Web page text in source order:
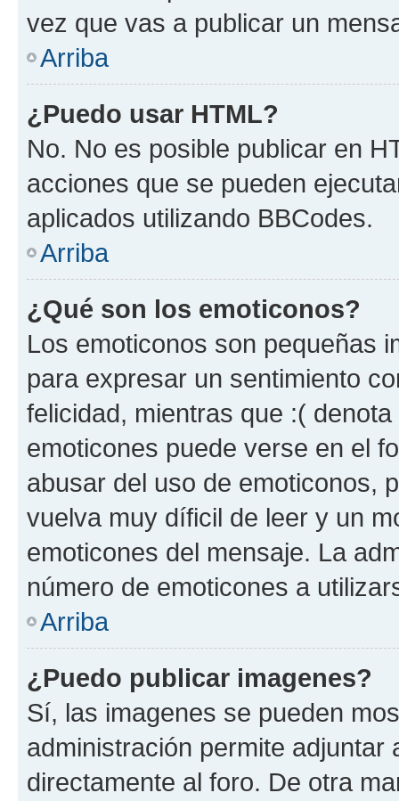
vez que vas a publicar un
Arriba
¿Puedo usar HTML?
No. No es posible publicar en
acciones que se pueden
aplicados utilizando BBCodes.
Arriba
¿Qué son los emoticonos?
Los emoticonos son pequeñas
para expresar un sentimiento
felicidad, mientras que :(
emoticones puede verse en el
abusar del uso de emoticonos,
vuelva muy díficil de leer y un
emoticones del mensaje. La
número de emoticones a
Arriba
¿Puedo publicar imagenes?
Sí, las imagenes se pueden
administración permite
directamente al foro. De otra